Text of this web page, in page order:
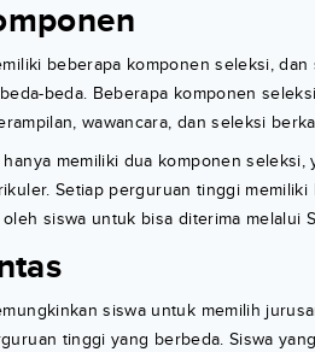
beberapa komponen seleksi,
beda. Beberapa komponen
wawancara, dan seleksi
hanya memiliki dua komponen
Setiap perguruan tinggi
siswa untuk bisa diterima melalui
siswa untuk memilih
tinggi yang berbeda. Siswa